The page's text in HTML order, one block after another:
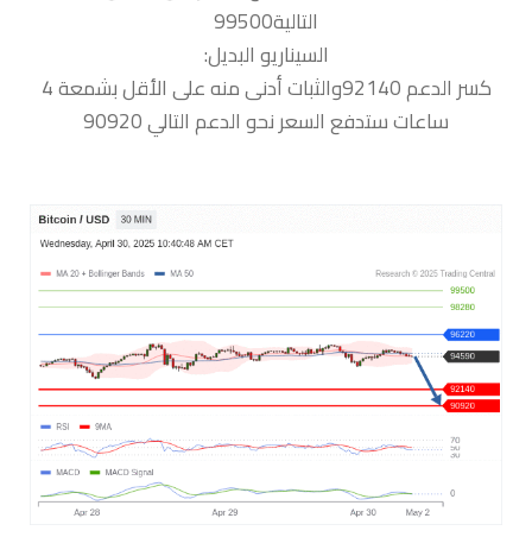
التالية99500
السيناريو البديل:
كسر الدعم 92140والثبات أدنى منه على الأقل بشمعة 4
ساعات ستدفع السعر نحو الدعم التالي 90920